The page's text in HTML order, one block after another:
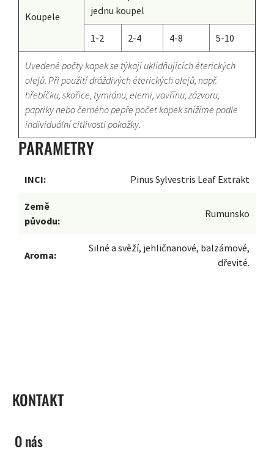
Koupele
jednu koupel
1-2 2-4 4-8 5-10
Uvedené počty kapek se týkají uklidňujících éterických
olejů. Při použití dráždivých éterických olejů, např.
hřebíčku, skořice, tymiánu, elemi, vavřínu, zázvoru,
papriky nebo černého pepře počet kapek snížíme podle
individuální citlivosti pokožky.
PARAMETRY
INCI: Pinus Sylvestris Leaf Extrakt
Země
původu:
Rumunsko
Aroma:
Silné a svěží, jehličnanové, balzámové,
dřevité.
KONTAKT
O nás